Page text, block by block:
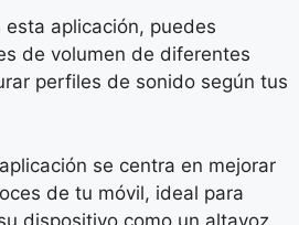
esta aplicación, puedes
de volumen de diferentes
perfiles de sonido según tus
se centra en mejorar
de tu móvil, ideal para
dispositivo como un altavoz